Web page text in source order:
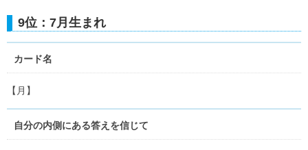
9位：7月生まれ
カード名
【月】
自分の内側にある答えを信じて